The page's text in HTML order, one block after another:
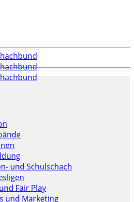
und Schulschach
Fair Play
und Marketing